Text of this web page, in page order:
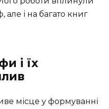
і на багато книг
і їх
місце у формуванні